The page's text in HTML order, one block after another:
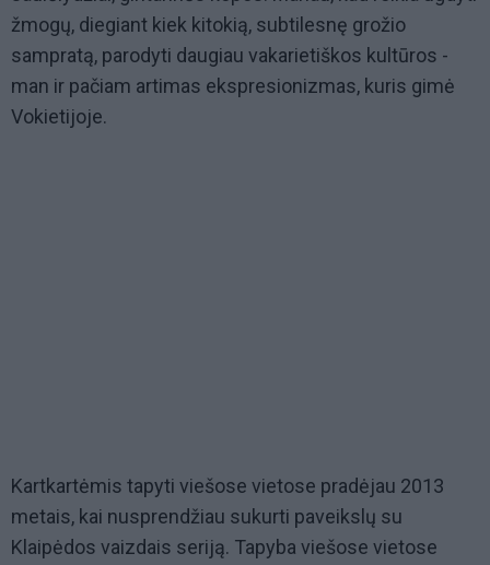
žmogų, diegiant kiek kitokią, subtilesnę grožio
sampratą, parodyti daugiau vakarietiškos kultūros -
man ir pačiam artimas ekspresionizmas, kuris gimė
Vokietijoje.
Kartkartėmis tapyti viešose vietose pradėjau 2013
metais, kai nusprendžiau sukurti paveikslų su
Klaipėdos vaizdais seriją. Tapyba viešose vietose